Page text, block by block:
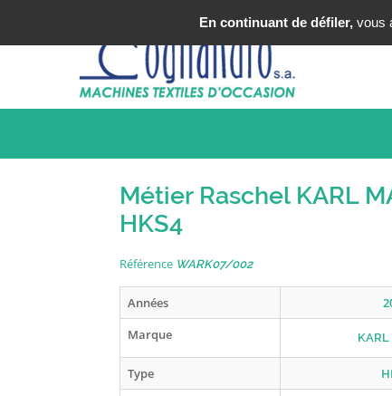
Tel : +33 (0)3 20 25 49 49
Métier Raschel KARL
HKS4
Référence WARK07/002
Années
Marque
KARL
Type
En continuant de défiler,vous